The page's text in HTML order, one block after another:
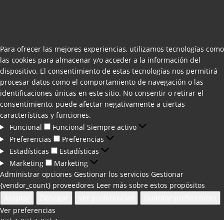
Para ofrecer las mejores experiencias, utilizamos tecnologías como
las cookies para almacenar y/o acceder a la información del
dispositivo. El consentimiento de estas tecnologías nos permitirá
procesar datos como el comportamiento de navegación o las
identificaciones únicas en este sitio. No consentir o retirar el
consentimiento, puede afectar negativamente a ciertas
características y funciones.
Funcional
Funcional Siempre activo
Preferencias
Preferencias
Estadísticas
Estadísticas
Marketing
Marketing
Administrar opciones Gestionar los servicios Gestionar
{vendor_count} proveedores Leer más sobre estos propósitos
Ver preferencias